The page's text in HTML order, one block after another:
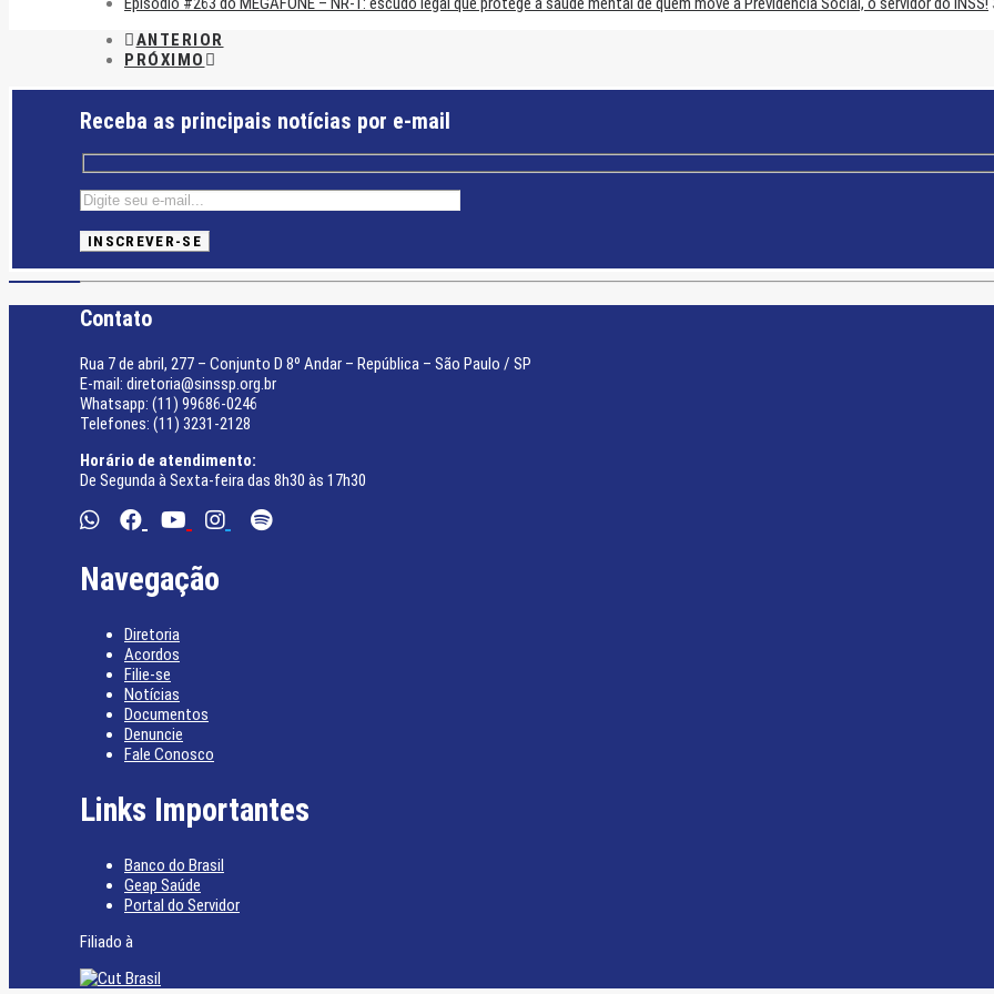
ANTERIOR
PRÓXIMO
Receba as principais notícias por e-mail
Contato
Rua 7 de abril, 277 – Conjunto D 8º Andar – República – São Paulo / SP
E-mail: diretoria@sinssp.org.br
Whatsapp: (11) 99686-0246
Telefones: (11) 3231-2128
Horário de atendimento:
De Segunda à Sexta-feira das 8h30 às 17h30
Navegação
Diretoria
Acordos
Filie-se
Notícias
Documentos
Denuncie
Fale Conosco
Links Importantes
Banco do Brasil
Geap Saúde
Portal do Servidor
Filiado à